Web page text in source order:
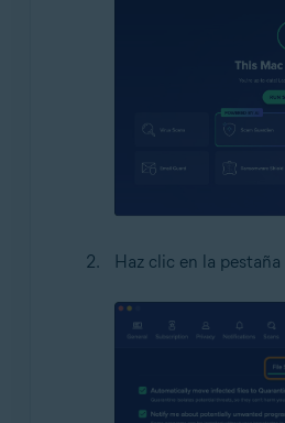
Haz clic en la pestaña